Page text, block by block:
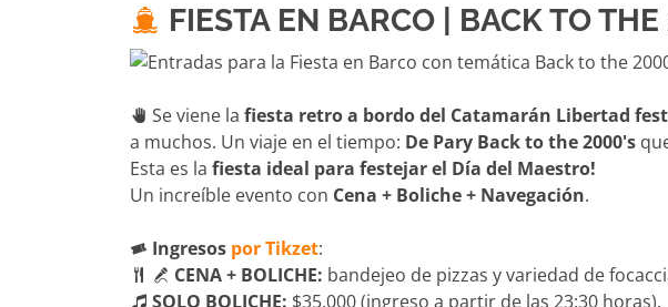
FIESTA EN BARCO | BACK TO
Se viene la fiesta retro a bordo del Catamarán Libertad
a muchos. Un viaje en el tiempo: De Pary Back to the 2000's
Esta es la fiesta ideal para festejar el Día del Maestro!
Un increíble evento con Cena + Boliche + Navegación.
Ingresos por Tikzet:
CENA + BOLICHE: bandejeo de pizzas y variedad de
SOLO BOLICHE: $35.000 (ingreso a partir de las 23:30 horas).